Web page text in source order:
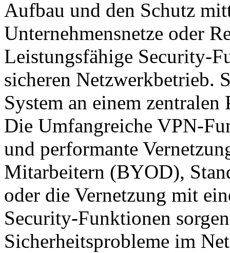
Aufbau und den Schutz
Unternehmensnetze oder
Leistungsfähige Security-
sicheren Netzwerkbetrieb.
System an einem
Die Umfangreiche VPN-
und performante
Mitarbeitern (BYOD),
oder die Vernetzung mit
Security-Funktionen
Sicherheitsprobleme im